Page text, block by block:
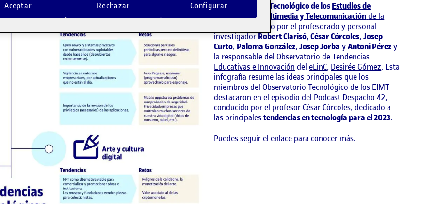
ElObservatorio Tecnológico de losEstudios de
Informática, Multimedia y Telecomunicación de la
está formado por el profesorado y personal
investigadorRobert Clarisó,César Córcoles,Josep
Curto, Paloma González, Josep Jorba yAntoni Pérezy
la responsable del Observatorio de Tendencias
Educativas e Innovación deleLinC, Desirée Gómez. Esta
infografía resume las ideas principales que los
miembros del Observatorio Tecnológico de los EIMT
destacaron en el episodio del Podcast Despacho 42,
conducido por el profesor César Córcoles, dedicado a
las principalestendencias en tecnología para el 2023.
Puedes seguir elenlace para conocer más.
Rechazar
Aceptar Configurar